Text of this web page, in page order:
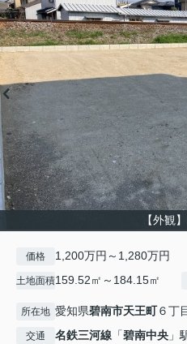
【外観
価格 1,200万円～1,280万円
土地面積159.52㎡～184.15㎡
所在地 愛知県碧南市天王町６丁
交通 名鉄三河線 「碧南中央 」